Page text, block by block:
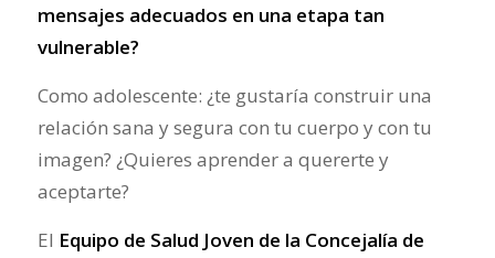
mensajes adecuados en una etapa tan
vulnerable?
Como adolescente: ¿te gustaría construir una
relación sana y segura con tu cuerpo y con tu
imagen? ¿Quieres aprender a quererte y
aceptarte?
El Equipo de Salud Joven de la Concejalía de